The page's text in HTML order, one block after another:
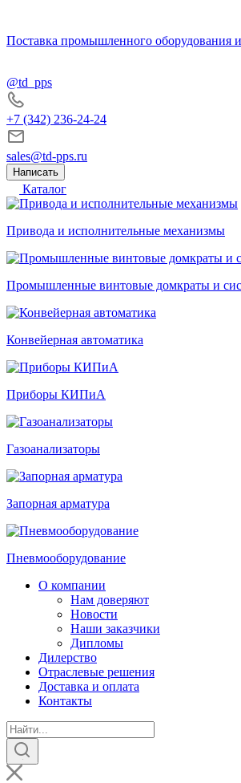
Поставка промышленного оборудования
@td_pps
+7 (342) 236-24-24
sales@td-pps.ru
Написать
Каталог
Привода и исполнительные механизмы
Промышленные винтовые домкраты и
Конвейерная автоматика
Приборы КИПиА
Газоанализаторы
Запорная арматура
Пневмооборудование
О компании
Нам доверяют
Новости
Наши заказчики
Дипломы
Дилерство
Отраслевые решения
Доставка и оплата
Контакты
Поиск
товаров